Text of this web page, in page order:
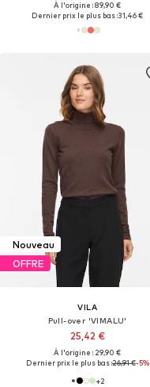
À l'origine : 89,90 €
Dernier prix le plus bas :31,46 €
Nouveau
OFFRE
VILA
Pull-over 'VIMALU'
25,42 €
À l'origine : 29,90 €
Dernier prix le plus bas :26,91 €-5%
+2